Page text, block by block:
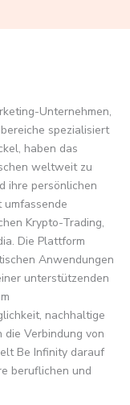
Unternehmen,
spezialisiert
haben das
weltweit zu
ihre persönlichen
umfassende
Krypto-Trading,
Die Plattform
Anwendungen
unterstützenden
nachhaltige
die Verbindung von
Be Infinity darauf
beruflichen und